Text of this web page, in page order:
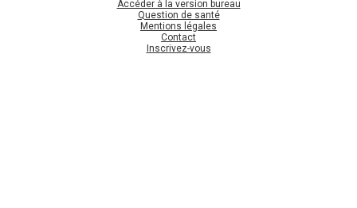
Accéder à la version bureau
Question de santé
Mentions légales
Contact
Inscrivez-vous